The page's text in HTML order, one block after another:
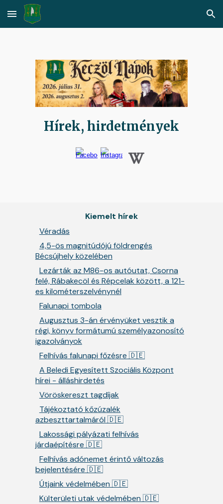
Skip to main content Skip to navigation
Hírek, hirdetmények
Kiemelt hírek
Véradás
4,5-ös magnitúdójú földrengés
Bécsújhely közelében
Lezárták az M86-os autóutat, Csorna
felé, Rábakecöl és Répcelak között, a 121-
es kilométerszelvénynél
Falunapi tombola
Augusztus 3-án érvényüket vesztik a
régi, könyv formátumú személyazonosító
igazolványok
Felhívás falunapi főzésre 🇩🇪
A Beledi Egyesített Szociális Központ
hírei - álláshirdetés
Vöröskereszt tagdíjak
Tájékoztató kőzúzalék
azbeszttartalmáról 🇩🇪
Lakossági pályázati felhívás
járdaépítésre 🇩🇪
Felhívás adónemet érintő változás
bejelentésére 🇩🇪
Útjaink védelmében 🇩🇪
Külterületi utak védelmében 🇩🇪